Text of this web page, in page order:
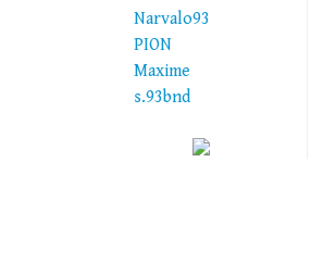
Narvalo93
PION
Maxime
s.93bnd